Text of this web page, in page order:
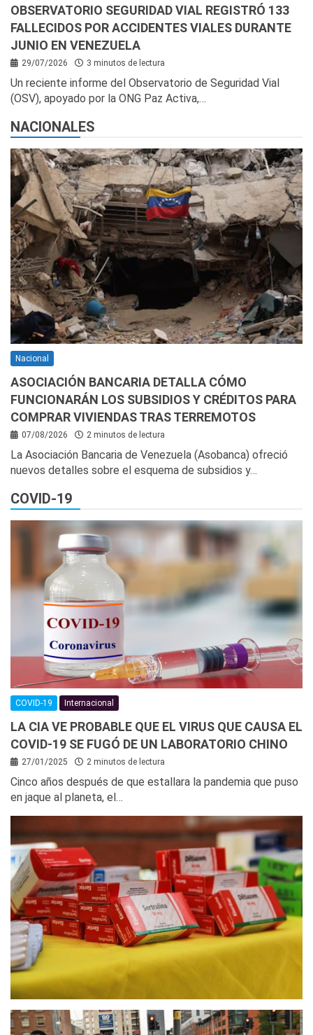
OBSERVATORIO SEGURIDAD VIAL REGISTRÓ 133
FALLECIDOS POR ACCIDENTES VIALES DURANTE
JUNIO EN VENEZUELA
29/07/2026 3 minutos de lectura
Un reciente informe del Observatorio de Seguridad Vial
(OSV), apoyado por la ONG Paz Activa,…
NACIONALES
Nacional
ASOCIACIÓN BANCARIA DETALLA CÓMO
FUNCIONARÁN LOS SUBSIDIOS Y CRÉDITOS PARA
COMPRAR VIVIENDAS TRAS TERREMOTOS
07/08/2026 2 minutos de lectura
La Asociación Bancaria de Venezuela (Asobanca) ofreció
nuevos detalles sobre el esquema de subsidios y…
COVID-19
COVID-19 Internacional
LA CIA VE PROBABLE QUE EL VIRUS QUE CAUSA EL
COVID-19 SE FUGÓ DE UN LABORATORIO CHINO
27/01/2025 2 minutos de lectura
Cinco años después de que estallara la pandemia que puso
en jaque al planeta, el…